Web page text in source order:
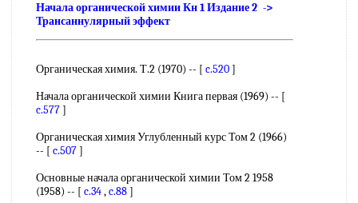
Начала органической химии Кн 1 Издание 2 ->
Трансаннулярный эффект
Органическая химия. Т.2 (1970) -- [ c.520]
Начала органической химии Книга первая (1969) -- [
c.577]
Органическая химия Углубленный курс Том 2 (1966)
-- [ c.507]
Основные начала органической химии Том 2 1958
(1958) -- [ c.34,c.88]